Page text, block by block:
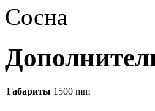
Сосна
Габариты 1500 mm